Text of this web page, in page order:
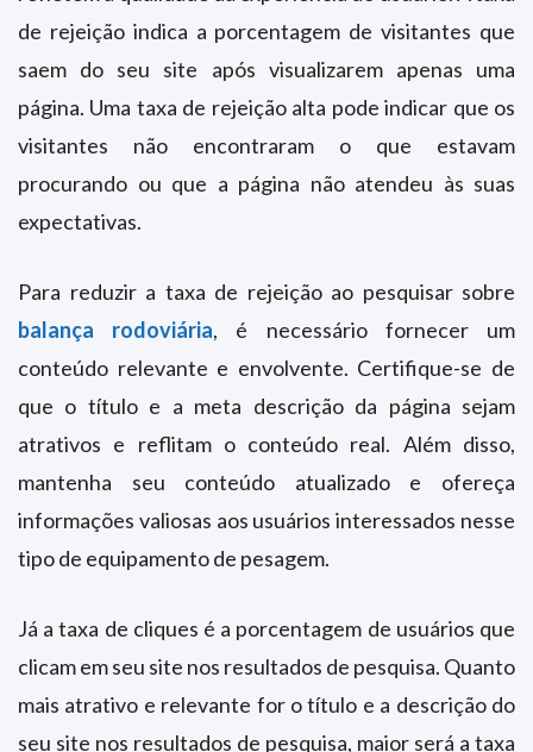
de rejeição indica a porcentagem de visitantes que
saem do seu site após visualizarem apenas uma
página. Uma taxa de rejeição alta pode indicar que os
visitantes não encontraram o que estavam
procurando ou que a página não atendeu às suas
expectativas.
Para reduzir a taxa de rejeição ao pesquisar sobre
balança rodoviária, é necessário fornecer um
conteúdo relevante e envolvente. Certifique-se de
que o título e a meta descrição da página sejam
atrativos e reflitam o conteúdo real. Além disso,
mantenha seu conteúdo atualizado e ofereça
informações valiosas aos usuários interessados nesse
tipo de equipamento de pesagem.
Já a taxa de cliques é a porcentagem de usuários que
clicam em seu site nos resultados de pesquisa. Quanto
mais atrativo e relevante for o título e a descrição do
seu site nos resultados de pesquisa, maior será a taxa